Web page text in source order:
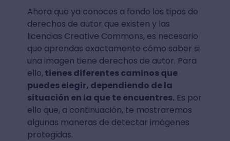
Ahora que ya conoces a fondo los tipos de
derechos de autor que existen y las
licencias Creative Commons, es necesario
que aprendas exactamente cómo saber si
una imagen tiene derechos de autor. Para
ello, tienes diferentes caminos que
puedes elegir, dependiendo de la
situación en la que te encuentres.Es por
ello que, a continuación, te mostraremos
algunas maneras de detectar imágenes
protegidas.